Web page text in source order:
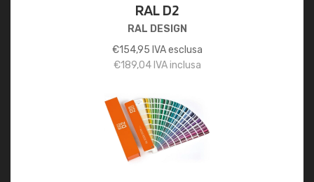
RAL D2
RAL DESIGN
€154,95 IVA esclusa
€189,04IVA inclusa